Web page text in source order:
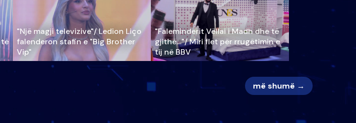
"Një magji televizive"/ Ledion Liço
falenderon stafin e "Big Brother
Vip"
"Faleminderit Vëllai i Madh dhe të
gjithë…"/ Miri flet për rrugëtimin e
tij në BBV
më shumë →